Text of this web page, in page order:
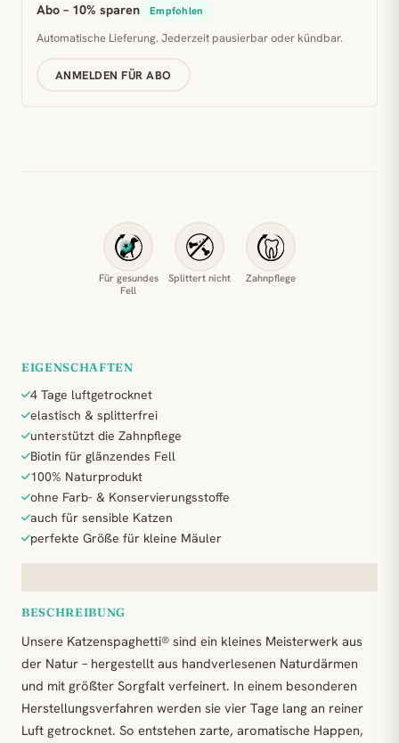
Abo – 10% sparen Empfohlen
Automatische Lieferung. Jederzeit pausierbar oder kündbar.
ANMELDEN FÜR ABO
Für gesundes
Fell
Splittert nicht Zahnpflege
EIGENSCHAFTEN
4 Tage luftgetrocknet
elastisch & splitterfrei
unterstützt die Zahnpflege
Biotin für glänzendes Fell
100% Naturprodukt
ohne Farb- & Konservierungsstoffe
auch für sensible Katzen
perfekte Größe für kleine Mäuler
BESCHREIBUNG
Unsere Katzenspaghetti® sind ein kleines Meisterwerk aus
der Natur – hergestellt aus handverlesenen Naturdärmen
und mit größter Sorgfalt verfeinert. In einem besonderen
Herstellungsverfahren werden sie vier Tage lang an reiner
Luft getrocknet. So entstehen zarte, aromatische Happen,